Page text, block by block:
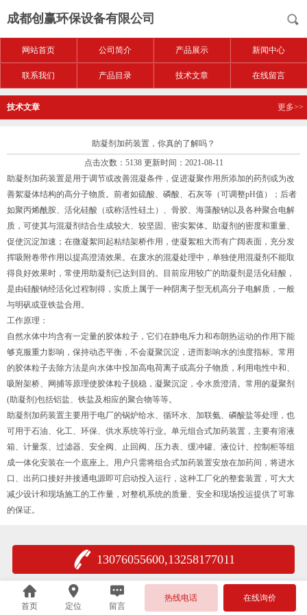
成都创赢环保设备有限公司
网站首页 公司简介 产品展示 新闻中心
联系我们 产品目录 技术文章 在线留言
技术文章 更多>>
助凝剂加药装置，你真的了解吗？
点击次数：5138 更新时间：2021-08-11
助凝剂加药装置是用于调节或改善混凝条件，促进凝聚作用所添加的药剂或为改
善絮凝体结构的高分子物质。前者如硫酸、磷酸、石灰等（可调整pH值）；后者
如聚丙烯酰胺、活化硅酸（或称活性硅土）、骨胶、海藻酸钠以及各种聚合电解
质，可使其与混凝剂结合生成较大、较坚固、密实絮体。助凝剂的密度和重量、
促使沉淀加速；在微凝絮间起粘结架桥作用，使凝絮粗大而有广阔表面，充分发
挥吸附卷带作用以提高澄清效果。在废水的混凝处理中，单独使用混凝剂不能取
得良好效果时，常使用助凝剂已达到目的。目前应用较广的助凝剂是活化硅酸，
是由硅酸钠经活化过程制得，实质上属于一种阴离子型无机高分子电解质，一般
与明矾或亚铁盐合用。
工作原理：
自然水体中均含有一定量的胶体粒子，它们在静电斥力和布朗热运动的作用下能
够克服重力影响，保持动态平衡，不会凝聚沉淀，进而影响水的浊度指标。常用
的胶体粒子去除方法是向水体中投加高电荷离子或高分子物质，利用电性中和、
吸附架桥、网捕等原理使胶体粒子脱稳，凝聚沉淀，令水质澄清。常用的凝聚剂
(助凝剂)包括铝盐、铁盐及相应的聚合物等等。
助凝剂加药装置主要用于电厂的锅炉给水、循环水、加联氨、磷酸盐等处理，也
可用于石油、化工、环保、供水系统等行业。单元组合式加药装置，主要有溶液
箱、计量泵、过滤器、安全阀、止回阀、压力表、缓冲罐、液位计、控制柜等组
成一体化安装在一个底座上。用户只需将组合式加药装置安放在加药间，将进水
口、出药口接好并接通电源即可启动投入运行，这种工厂化的整套装置，可大大
减少设计和现场施工的工作量，对整机系统的质量、安全和现场投运提供了可靠
的保证。
13076055600,13258177011
首页 定位 留言
热线电话 在线询价